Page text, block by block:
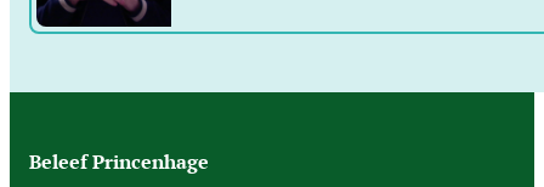
Beleef Princenhage